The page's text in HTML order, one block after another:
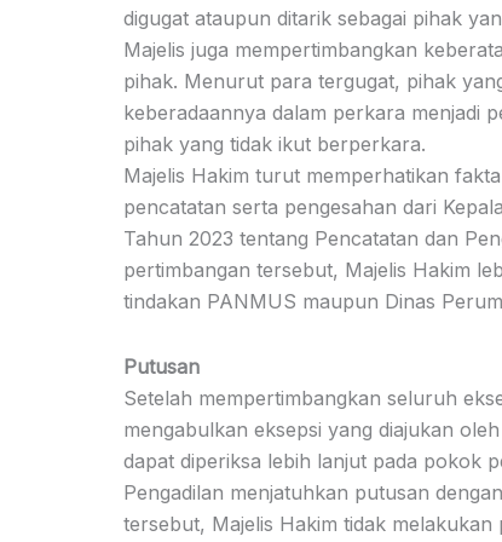
digugat ataupun ditarik sebagai pihak
Majelis juga mempertimbangkan
pihak. Menurut para tergugat, pihak
keberadaannya dalam perkara menjadi
pihak yang tidak ikut berperkara.
Majelis Hakim turut memperhatikan
pencatatan serta pengesahan dari
Tahun 2023 tentang Pencatatan dan
pertimbangan tersebut, Majelis Hakim
tindakan PANMUS maupun Dinas
Putusan
Setelah mempertimbangkan seluruh
mengabulkan eksepsi yang diajukan
dapat diperiksa lebih lanjut pada pokok
Pengadilan menjatuhkan putusan
tersebut, Majelis Hakim tidak